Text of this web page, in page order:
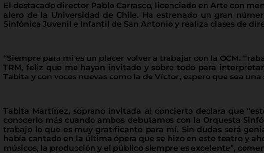
El destacado director Pablo Carrasco, licenciado en Arte con
alero de la Universidad de Chile. Ha estrenado un gran
Sinfónica Juvenil e Infantil de San Antonio y realiza clases de
“Siempre para mi es un placer volver a trabajar con la OCM.
TRM, feliz que me hayan invitado y sobre todo para
Tabita y con voces nuevas como la de Víctor, espero que sea
Tabita Martínez, soprano invitada al concierto declara que
conocerlo más cuando ambos debutamos con la Orquesta
trabajo lo que es muy gratificante para mí. Sin dudas será
había cantado en la última ópera que se hizo en este teatro y
músicos, la producción y el público siempre es excelente”,